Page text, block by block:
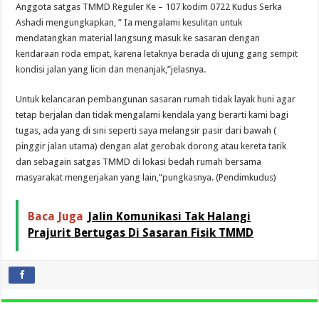
Anggota satgas TMMD Reguler Ke – 107 kodim 0722 Kudus Serka
Ashadi mengungkapkan, ” Ia mengalami kesulitan untuk
mendatangkan material langsung masuk ke sasaran dengan
kendaraan roda empat, karena letaknya berada di ujung gang sempit
kondisi jalan yang licin dan menanjak,”jelasnya.
Untuk kelancaran pembangunan sasaran rumah tidak layak huni agar
tetap berjalan dan tidak mengalami kendala yang berarti kami bagi
tugas, ada yang di sini seperti saya melangsir pasir dari bawah (
pinggir jalan utama) dengan alat gerobak dorong atau kereta tarik
dan sebagain satgas TMMD di lokasi bedah rumah bersama
masyarakat mengerjakan yang lain,”pungkasnya. (Pendimkudus)
Baca Juga Jalin Komunikasi Tak Halangi
Prajurit Bertugas Di Sasaran Fisik TMMD